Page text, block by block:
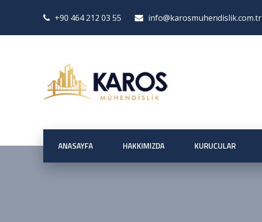
+90 464 212 03 55 info@karosmuhendislik.com.tr
ANASAYFA HAKKIMIZDA KURUCULAR